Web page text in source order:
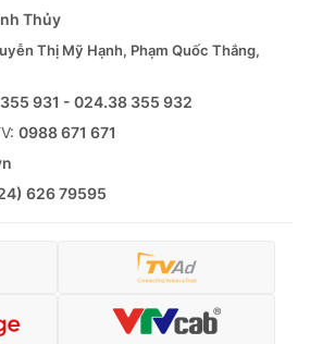
Thủy
Thị Mỹ Hạnh, Phạm Quốc Thắng,
931 - 024.38 355 932
0988 671 671
626 79595